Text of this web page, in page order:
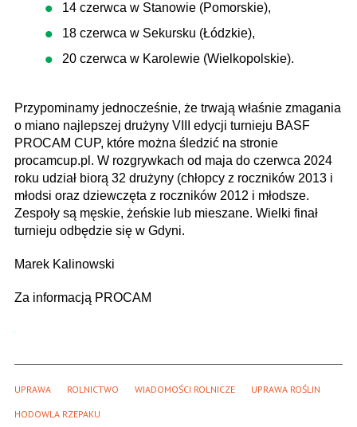
14 czerwca w Stanowie (Pomorskie),
18 czerwca w Sekursku (Łódzkie),
20 czerwca w Karolewie (Wielkopolskie).
Przypominamy jednocześnie, że trwają właśnie zmagania
o miano najlepszej drużyny VIII edycji turnieju BASF
PROCAM CUP, które można śledzić na stronie
procamcup.pl. W rozgrywkach od maja do czerwca 2024
roku udział biorą 32 drużyny (chłopcy z roczników 2013 i
młodsi oraz dziewczęta z roczników 2012 i młodsze.
Zespoły są męskie, żeńskie lub mieszane. Wielki finał
turnieju odbędzie się w Gdyni.
Marek Kalinowski
Za informacją PROCAM
UPRAWA ROLNICTWO WIADOMOŚCI ROLNICZE UPRAWA ROŚLIN
HODOWLA RZEPAKU